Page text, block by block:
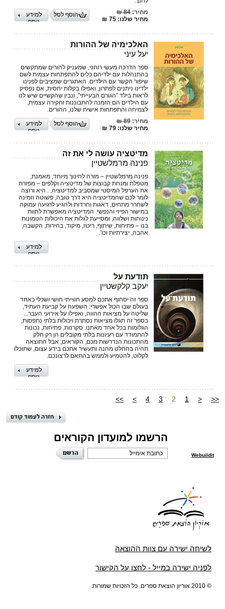
מחיר:84 ₪
מחיר שלנו: 75 ₪
למידע
נוסף
הוסף לסל
האלכימיה של ההורות
יעל עיני
ספר הדרכה מעשי רוחני, שמעניק להורים שמתקשים
בהתנהלות עם ילדיהם כלים להתפתחות עצמית לשם
שיפור הקשר עם הילדים. האתגרים שמציבים לפנינו
ילדינו ניתנים לפתרון, ואפילו בקלות יחסית, אם נפסיק
לראות בילד "הגורם הבעייתי", ונבין שהקשיים שיש לנו
עם הילדים הם הזמנה להתבוננות וחקירה עצמית,
לצמיחה והתפתחות אישית שלנו, ההורים.
מחיר:89 ₪
מחיר שלנו: 79 ₪
למידע
נוסף
הוסף לסל
מדיטציה עושה לי את זה
פנינה מרמלשטיין
פנינה מרמלשטיין – מורה לחינוך מיוחד, מאמנת,
מטפלת ומנחת קבוצות של מדיטציה וקלפים – מפזרת
את הערפל המיסטי שמסביב למדיטציה, . היא ורוצה
לומר לכם שהמדיטציה היא דרך טובה, פשוטה וזמינה
לשחרר מתחים, דאגות וחרדות ולהגיע לרגיעה עמוקה
במישור הפיזי והנפשי. המדיטציה מאפשרת לחוות
נינוחות ושלווה, ומסייעת לגלות את היכולות הטמונות
בנו – פתיחות, שיתוף, ריכוז, מיקוד, בהירות, הקשבה,
אהבה, יצירתיות וכו'.
למידע
נוסף
תודעת על
יעקב קלקשטיין
ספר זה יסחוף אתכם למסע חווייתי חושי ושכלי כאחד
בעולם שבו הכול אפשרי: השפעה על קביעת העתיד,
שליטה על מציאות ההווה, ואפילו על אירועי העבר...
בספר זה תגלו מציאות נסתרת ויכולות בלתי נתפסות,
הגלומות בכל אחד מאתנו. סקרנות, פתיחות, נכונות
להתמודד עם רעיונות בלתי מקובלים הן רק חלק
מהתכונות הנדרשות מכם, הקוראים; אבל התוצאה
תהיה בהחלט מהנה ותעשיר אתכם בידע עצום, שתוכלו
לקלוט, להטמיע ולממש בהתאם לרצונכם.
למידע
נוסף
<<
<
1
2
3
4
>
>>
הרשמו למועדון הקוראים
לשיחה ישירה עם צוות ההוצאה
לפניה ישירה במייל - לחצו על הקישור
© 2010 אוריון הוצאת ספרים. כל הזכויות שמורות.
Webuildit